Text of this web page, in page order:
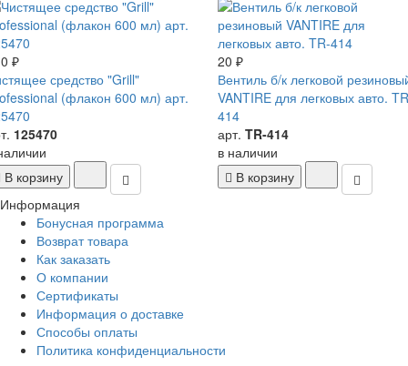
₽
средство "Grill"
(флакон 600 мл) арт.
125470
В корзину
20 ₽
Вентиль б/к легковой
VANTIRE для легковых авто.
414
арт. TR-414
в наличии
В корзину
Информация
Бонусная программа
Возврат товара
Как заказать
О компании
Сертификаты
Информация о доставке
Способы оплаты
Политика конфиденциальности